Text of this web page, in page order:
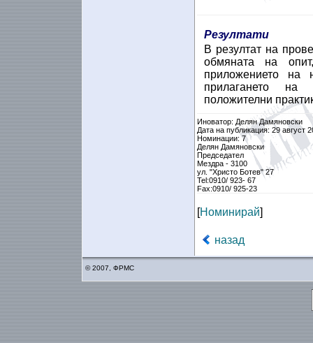
Резултати
В резултат на
обмяната на
приложението на
прилагането на
положителни
Иноватор: Делян Дамяновски
Дата на публикация: 29 август
Номинации: 7
Делян Дамяновски
Председател
Мездра - 3100
ул. "Христо Ботев" 27
Tel:0910/ 923- 67
Fax:0910/ 925-23
[Номинирай]
назад
© 2007, ФРМС